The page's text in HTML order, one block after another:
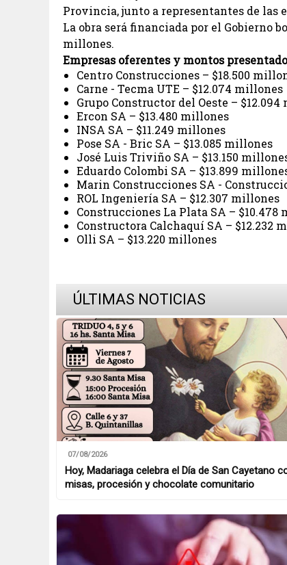
Provincia, junto a representantes de las
La obra será financiada por el Gobierno
millones.
Empresas oferentes y montos
Centro Construcciones – $18.500
Carne - Tecma UTE – $12.074 millones
Grupo Constructor del Oeste –
Ercon SA – $13.480 millones
INSA SA – $11.249 millones
Pose SA - Bric SA – $13.085 millones
José Luis Triviño SA – $13.150
Eduardo Colombi SA – $13.899
Marin Construcciones SA -
ROL Ingeniería SA – $12.307 millones
Construcciones La Plata SA – $10.478
Constructora Calchaquí SA – $12.232
Olli SA – $13.220 millones
ÚLTIMAS NOTICIAS
07/08/2026
Hoy, Madariaga celebra el Día de San Cayetano
misas, procesión y chocolate comunitario